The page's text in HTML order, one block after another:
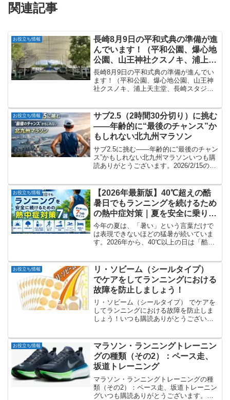
関連記事
お役立ち情報
長崎8月9日の平和式典の準備が進
んでいます！（平和公園、爆心地
公園、山王神社クスノキ、浦上天
主堂、長崎スタジアムシティ）
長崎8月9日の平和式典の準備が進んでい
ます！（平和公園、爆心地公園、山王神
社クスノキ、浦上天主堂、長崎スタジア
事です。長崎8月9日の平和式典の準備が
進んでいます！この付...
お役立ち情報
サブ2.5（2時間30分切り）に挑む
――年齢的に“最後のチャンス”か
もしれない北九州マラソン
サブ2.5に挑む――年齢的に“最後のチャン
ス”かもしれない北九州マラソンいつも購
読ありがとうございます。2026/2/15の北
り）を達成の可能性を改めて考えてみ
ま...
お役立ち情報
【2026年最新版】40℃超えの酷
暑日でもランニングを続けるため
の熱中症対策｜夏を安全に乗り切
る7つのポイント
今年の夏は、「暑い」という言葉だけで
は表現できないほどの猛暑が続いていま
す。2026年から、40℃以上の日は「酷暑
われる程度だろう」と思っていました
が、実際には毎日のよ...
お役立ち情報
リ・ソビーム（シールタイプ）
でケアをしてランニングにおける
故障を防止しましょう！
リ・ソビーム（シールタイプ） でケアを
してランニングにおける故障を防止しま
しょう！いつも購読ありがとうございま
後、何回か使用してみたので、その効果
を紹介します。↓オフィ...
お役立ち情報
マラソン・ランニングトレーニン
グの種類（その2）：ペース走、
坂道トレーニング
マラソン・ランニングトレーニングの種
類（その2）：ペース走、坂道トレーニン
グいつも購読ありがとうございます。今